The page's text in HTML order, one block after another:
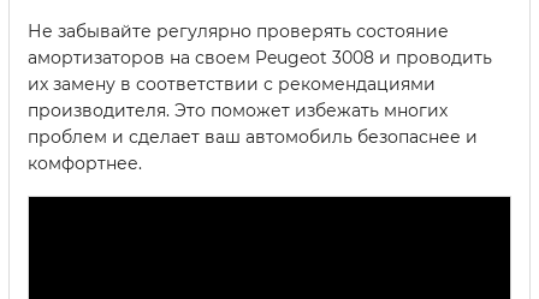
Не забывайте регулярно проверять состояние
амортизаторов на своем Peugeot 3008 и проводить
их замену в соответствии с рекомендациями
производителя. Это поможет избежать многих
проблем и сделает ваш автомобиль безопаснее и
комфортнее.